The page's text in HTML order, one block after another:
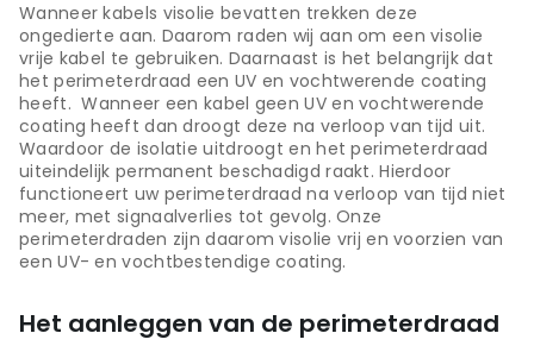
Wanneer kabels visolie bevatten trekken deze
ongedierte aan. Daarom raden wij aan om een visolie
vrije kabel te gebruiken. Daarnaast is het belangrijk dat
het perimeterdraad een UV en vochtwerende coating
heeft. Wanneer een kabel geen UV en vochtwerende
coating heeft dan droogt deze na verloop van tijd uit.
Waardoor de isolatie uitdroogt en het perimeterdraad
uiteindelijk permanent beschadigd raakt. Hierdoor
functioneert uw perimeterdraad na verloop van tijd niet
meer, met signaalverlies tot gevolg. Onze
perimeterdraden zijn daarom visolie vrij en voorzien van
een UV- en vochtbestendige coating.
Het aanleggen van de perimeterdraad